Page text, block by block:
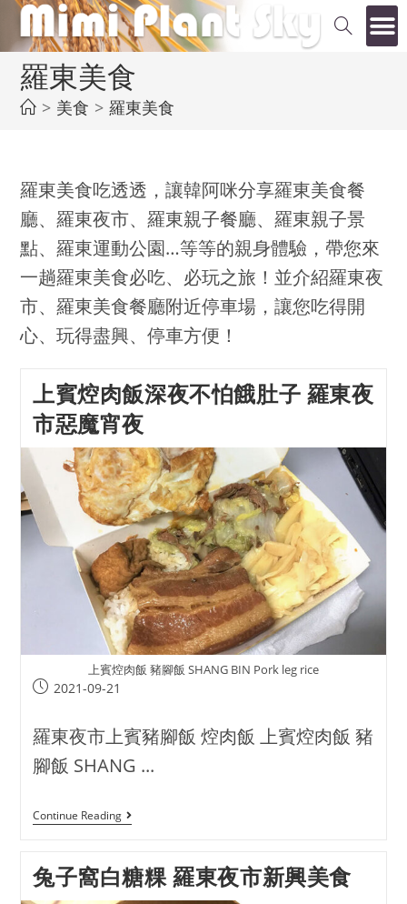
羅東美食
> 美食 > 羅東美食
羅東美食吃透透，讓韓阿咪分享羅東美食餐
廳、羅東夜市、羅東親子餐廳、羅東親子景
點、羅東運動公園…等等的親身體驗，帶您來
一趟羅東美食必吃、必玩之旅！並介紹羅東夜
市、羅東美食餐廳附近停車場，讓您吃得開
心、玩得盡興、停車方便！
上賓焢肉飯深夜不怕餓肚子 羅東夜
市惡魔宵夜
上賓焢肉飯 豬腳飯 SHANG BIN Pork leg rice
2021-09-21
羅東夜市上賓豬腳飯 焢肉飯 上賓焢肉飯 豬
腳飯 SHANG ...
Continue Reading
兔子窩白糖粿 羅東夜市新興美食